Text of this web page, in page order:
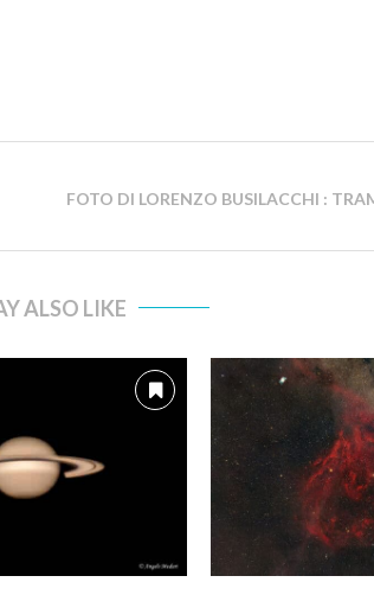
FOTO DI LORENZO BUSILACCHI :
ALSO LIKE